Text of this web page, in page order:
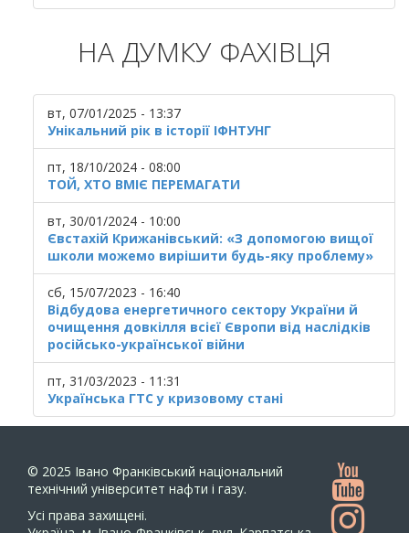
НА ДУМКУ ФАХІВЦЯ
вт, 07/01/2025 - 13:37
Унікальний рік в історії ІФНТУНГ
пт, 18/10/2024 - 08:00
ТОЙ, ХТО ВМІЄ ПЕРЕМАГАТИ
вт, 30/01/2024 - 10:00
Євстахій Крижанівський: «З допомогою вищої
школи можемо вирішити будь-яку проблему»
сб, 15/07/2023 - 16:40
Відбудова енергетичного сектору України й
очищення довкілля всієї Європи від наслідків
російсько-української війни
пт, 31/03/2023 - 11:31
Українська ГТС у кризовому стані
© 2025 Івано Франківський національний
технічний університет нафти і газу.
Усi права захищенi.